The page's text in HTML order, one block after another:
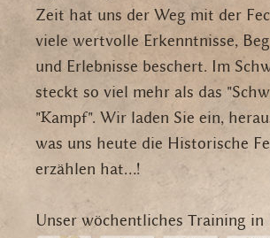
Zeit hat uns der Weg mit der
viele wertvolle Erkenntnisse,
und Erlebnisse beschert. Im
steckt so viel mehr als das
"Kampf". Wir laden Sie ein,
was uns heute die Historische
erzählen hat...!
Unser wöchentliches Training in